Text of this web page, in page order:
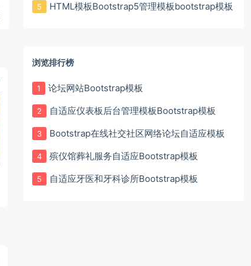
自适应餐厅响应式Bootstrap模板
数码数字市场自适应
5 HTML模板Bootstrap5管理模板bootstrap模板
浏览排行榜
1 论坛网站Bootstrap模板
2 自适应仪表板后台管理模板Bootstrap模板
3 Bootstrap在线社交社区网络论坛自适应模板
4 殡仪馆葬礼服务自适应Bootstrap模板
5 自适应牙医和牙科诊所Bootstrap模板